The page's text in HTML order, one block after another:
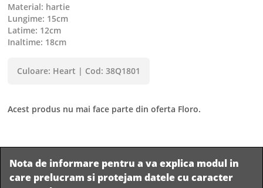
material: hartie
lungime: 15cm
latime: 12cm
inaltime: 18cm
Culoare: Heart | Cod: 38Q1801
Acest produs nu mai face parte din oferta Floro.
Nota de informare pentru a va explica modul in
care prelucram si protejam datele cu caracter